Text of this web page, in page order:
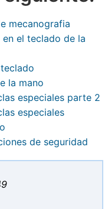
mecanografia
el teclado de la
la mano
especiales parte 2
especiales
de seguridad